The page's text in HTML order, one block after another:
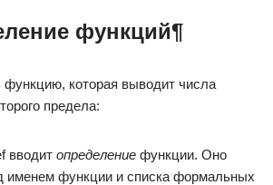
функций¶
которая выводит числа
предела:
вводит определение функции. Оно
именем функции и списка формальных